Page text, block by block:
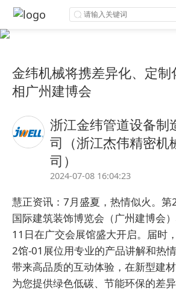
金纬机械将携差异化、定制
相广州建博会
浙江金纬管道设备制
司（浙江杰伟精密机
司）
2024-07-08 16:04:23
慧正资讯：7月盛夏，热情似火。第
国际建筑装饰博览会（广州建博会
11日在广交会展馆盛大开启。届时，
2馆-01展位用专业的产品讲解和热
带来高品质的互动体验，在新型建
为您提供绿色低碳、节能环保的差